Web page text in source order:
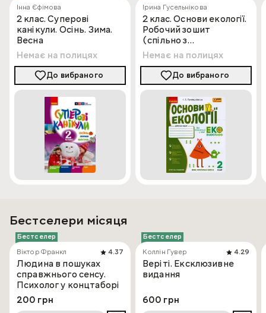
Інна Єфімова
2 клас. Суперові
канікули. Осінь. Зима.
Весна
Немає на полицях
До вибраного
Ірина Гусельнікова
2 клас. Основи екології.
Робочий зошит
(спільно з
«ПЛЮСПЛЮС»)
Немає на полицях
До вибраного
Бестселери місяця
Бестселер
Віктор Франкл
4.37
Людина в пошуках
справжнього сенсу.
Психолог у концтаборі
200 грн
Бестселер
Коллін Гувер
4.29
Веріті. Ексклюзивне
видання
600 грн